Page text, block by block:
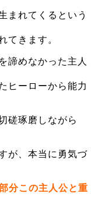
まれてくるという
てきます。
諦めなかった主人
ヒーローから能力
磋琢磨しながら
が、本当に勇気づ
分この主人公と重